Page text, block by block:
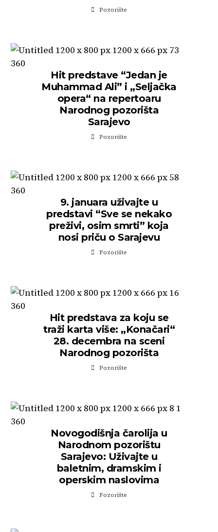
Pozorište
Hit predstave “Jedan je
Muhammad Ali” i „Seljačka
opera“ na repertoaru
Narodnog pozorišta
Sarajevo
Pozorište
9. januara uživajte u
predstavi “Sve se nekako
preživi, osim smrti” koja
nosi priču o Sarajevu
Pozorište
Hit predstava za koju se
traži karta više: „Konačari“
28. decembra na sceni
Narodnog pozorišta
Pozorište
Novogodišnja čarolija u
Narodnom pozorištu
Sarajevo: Uživajte u
baletnim, dramskim i
operskim naslovima
Pozorište